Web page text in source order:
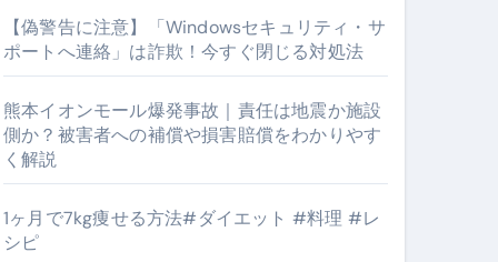
#筋トレ #美容 #健康 #雑学 #ナレーター #小林将大
【偽警告に注意】「Windowsセキュリティ・サ
ポートへ連絡」は詐欺！今すぐ閉じる対処法
熊本イオンモール爆発事故｜責任は地震か施設
側か？被害者への補償や損害賠償をわかりやす
く解説
1ヶ月で7kg痩せる方法#ダイエット #料理 #レ
シピ